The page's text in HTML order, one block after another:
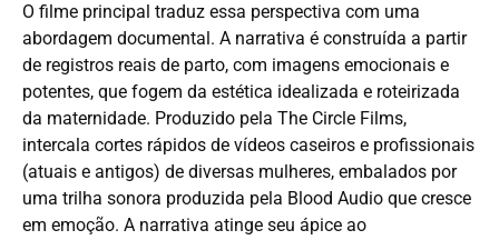
O filme principal traduz essa perspectiva com uma
abordagem documental. A narrativa é construída a partir
de registros reais de parto, com imagens emocionais e
potentes, que fogem da estética idealizada e roteirizada
da maternidade. Produzido pela The Circle Films,
intercala cortes rápidos de vídeos caseiros e profissionais
(atuais e antigos) de diversas mulheres, embalados por
uma trilha sonora produzida pela Blood Audio que cresce
em emoção. A narrativa atinge seu ápice ao